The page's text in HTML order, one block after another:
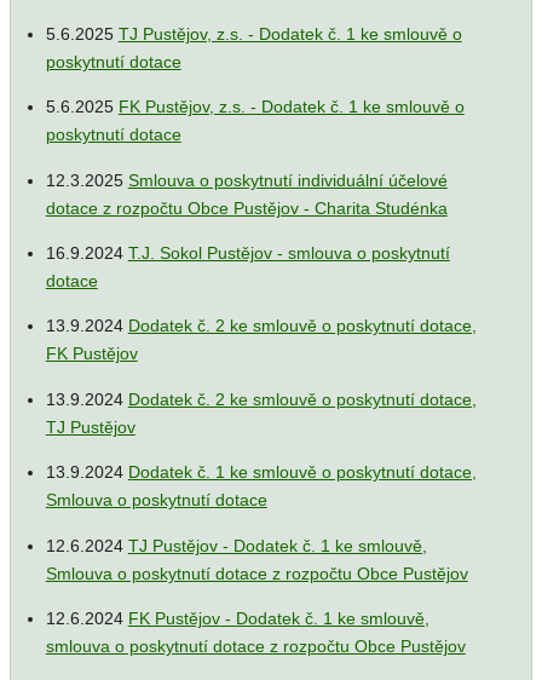
5.6.2025 TJ Pustějov, z.s. - Dodatek č. 1 ke smlouvě o
poskytnutí dotace
5.6.2025 FK Pustějov, z.s. - Dodatek č. 1 ke smlouvě o
poskytnutí dotace
12.3.2025 Smlouva o poskytnutí individuální účelové
dotace z rozpočtu Obce Pustějov - Charita Studénka
16.9.2024 T.J. Sokol Pustějov - smlouva o poskytnutí
dotace
13.9.2024 Dodatek č. 2 ke smlouvě o poskytnutí dotace,
FK Pustějov
13.9.2024 Dodatek č. 2 ke smlouvě o poskytnutí dotace,
TJ Pustějov
13.9.2024 Dodatek č. 1 ke smlouvě o poskytnutí dotace,
Smlouva o poskytnutí dotace
12.6.2024 TJ Pustějov - Dodatek č. 1 ke smlouvě,
Smlouva o poskytnutí dotace z rozpočtu Obce Pustějov
12.6.2024 FK Pustějov - Dodatek č. 1 ke smlouvě,
smlouva o poskytnutí dotace z rozpočtu Obce Pustějov